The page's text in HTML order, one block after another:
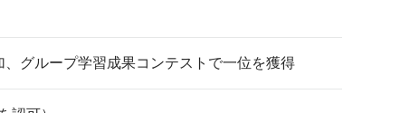
グループ学習成果コンテストで一位を獲得